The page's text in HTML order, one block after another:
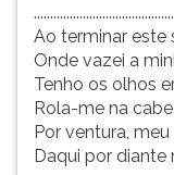
Ao terminar este
Onde vazei a
Tenho os olhos
Rola-me na
Por ventura,
Daqui por diante